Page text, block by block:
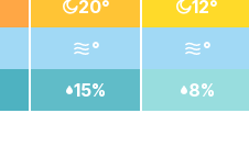
20°
°
15%
12°
°
8%